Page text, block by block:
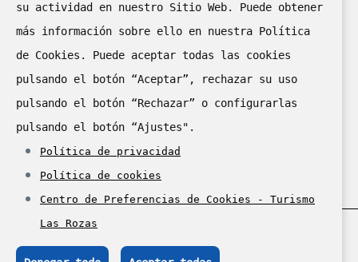
II puesto en el “II Concurso
de la Red de Oficinas de
Turismo de la Comunidad de
Madrid 2024"
su actividad en nuestro Sitio Web. Puede obtener
más información sobre ello en nuestra Política
de Cookies. Puede aceptar todas las cookies
pulsando el botón “Aceptar”, rechazar su uso
pulsando el botón “Rechazar” o configurarlas
pulsando el botón “Ajustes".
Política de privacidad
Política de cookies
Centro de Preferencias de Cookies - Turismo
Las Rozas
© Ayuntamiento de Las Rozas de Madrid, 2025.